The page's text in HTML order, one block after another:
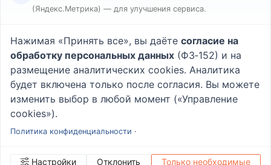
Реклама
Пользовательское соглашение
Политика конфиденциальности
Вопрос - Ответ|О проекте
(Яндекс.Метрика) — для улучшения сервиса.
Нажимая «Принять все», вы даёте согласие на
обработку персональных данных (ФЗ‑152) и на
размещение аналитических cookies. Аналитика
будет включена только после согласия. Вы можете
изменить выбор в любой момент («Управление
cookies»).
Политика конфиденциальности ·
Настройки Отклонить Только необходимые